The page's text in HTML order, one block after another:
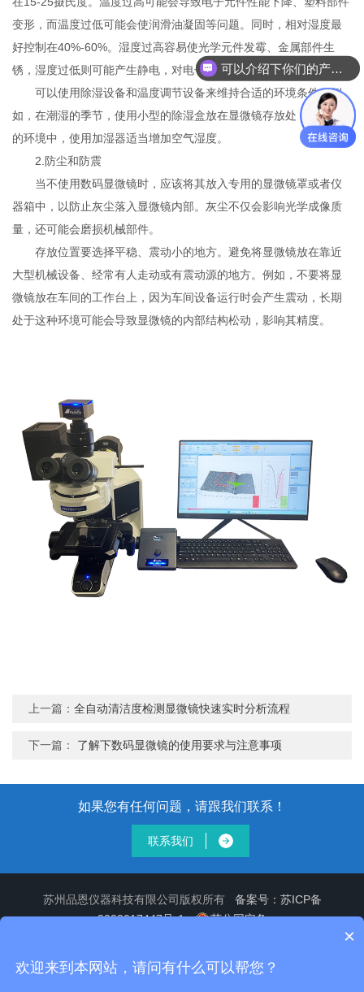
变形，而温度过低可能会使润滑油凝固等问题。同时，相对湿度最
好控制在40%-60%。湿度过高容易使光学元件发霉、金属部件生
锈，湿度过低则可能产生静电，对电子元件造成损害。
可以使用除湿设备和温度调节设备来维持合适的环境条件。例
如，在潮湿的季节，使用小型的除湿盒放在显微镜存放处；在干燥
的环境中，使用加湿器适当增加空气湿度。
2.防尘和防震
当不使用数码显微镜时，应该将其放入专用的显微镜罩或者仪
器箱中，以防止灰尘落入显微镜内部。灰尘不仅会影响光学成像质
量，还可能会磨损机械部件。
存放位置要选择平稳、震动小的地方。避免将显微镜放在靠近
大型机械设备、经常有人走动或有震动源的地方。例如，不要将显
微镜放在车间的工作台上，因为车间设备运行时会产生震动，长期
处于这种环境可能会导致显微镜的内部结构松动，影响其精度。
上一篇：全自动清洁度检测显微镜快速实时分析流程
下一篇： 了解下数码显微镜的使用要求与注意事项
如果您有任何问题，请跟我们联系！
联系我们
苏州品恩仪器科技有限公司版权所有 备案号：苏ICP备
2023017447号-1
苏公网安备
登陆
公司提供：清洁度萃取,清洁度分析,汽车清洁度检测,奥林巴斯清
可以介绍下你们的产品么
×
欢迎来到本网站，请问有什么可以帮您？